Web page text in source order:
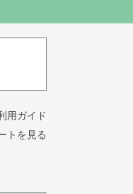
用ガイド
トを見る